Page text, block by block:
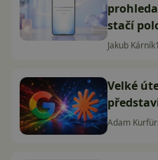
stačí
Jakub Kárník
Velké
Adam